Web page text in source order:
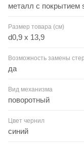
металл с покрытием
Размер товара (см)
d0,9 х 13,9
Возможность замены
да
Вид механизма
поворотный
Цвет чернил
синий